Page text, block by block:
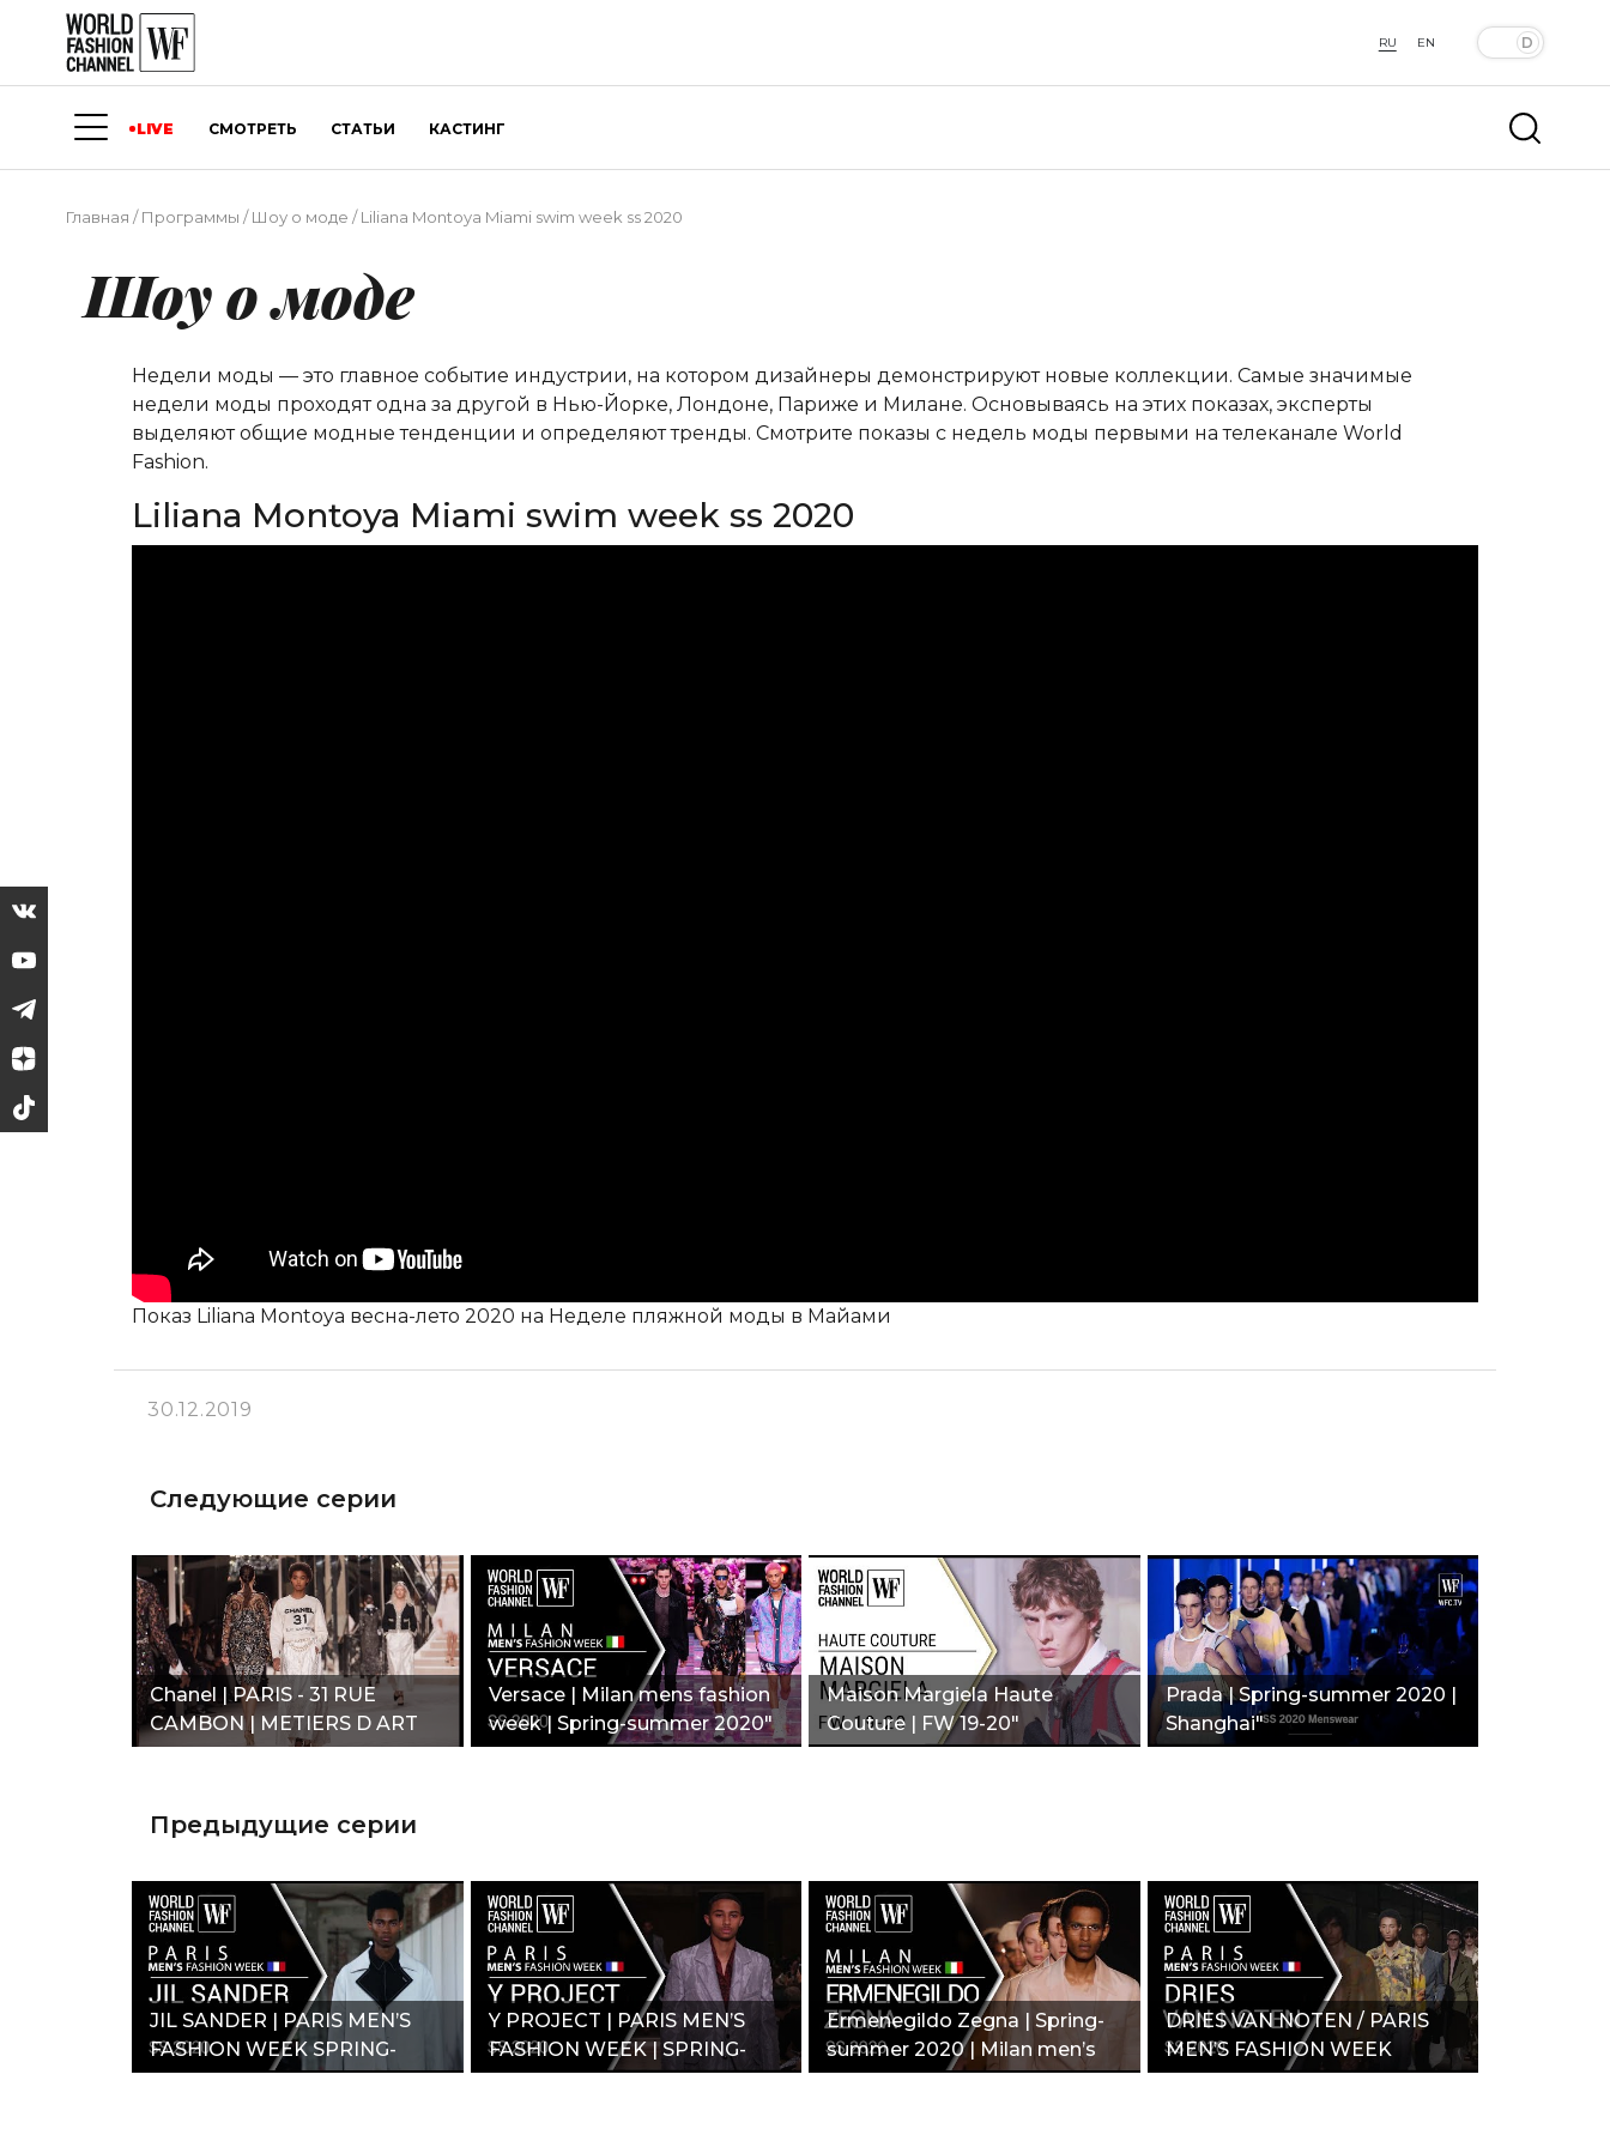
RU EN
LIVE СМОТРЕТЬ СТАТЬИ КАСТИНГ
Главная /Программы /Шоу о моде /Liliana Montoya Miami swim week ss 2020
Шоу о моде
Недели моды — это главное событие индустрии, на котором дизайнеры демонстрируют новые коллекции. Самые значимые
недели моды проходят одна за другой в Нью-Йорке, Лондоне, Париже и Милане. Основываясь на этих показах, эксперты
выделяют общие модные тенденции и определяют тренды. Смотрите показы с недель моды первыми на телеканале World
Fashion.
Liliana Montoya Miami swim week ss 2020
Показ Liliana Montoya весна-лето 2020 на Неделе пляжной моды в Майами
30.12.2019
Следующие серии
Chanel | PARIS - 31 RUE
CAMBON | METIERS D ART
2019/20"
Versace | Milan mens fashion
week | Spring-summer 2020"
Maison Margiela Haute
Couture | FW 19-20"
Prada | Spring-summer 2020 |
Shanghai"
Предыдущие серии
JIL SANDER | PARIS MEN’S
FASHION WEEK SPRING-
SUMMER 2020"
Y PROJECT | PARIS MEN’S
FASHION WEEK | SPRING-
SUMMER 2020"
Ermenegildo Zegna | Spring-
summer 2020 | Milan men’s
fashion week"
DRIES VAN NOTEN / PARIS
MEN’S FASHION WEEK
\SPRING-SUMMER 2020_"